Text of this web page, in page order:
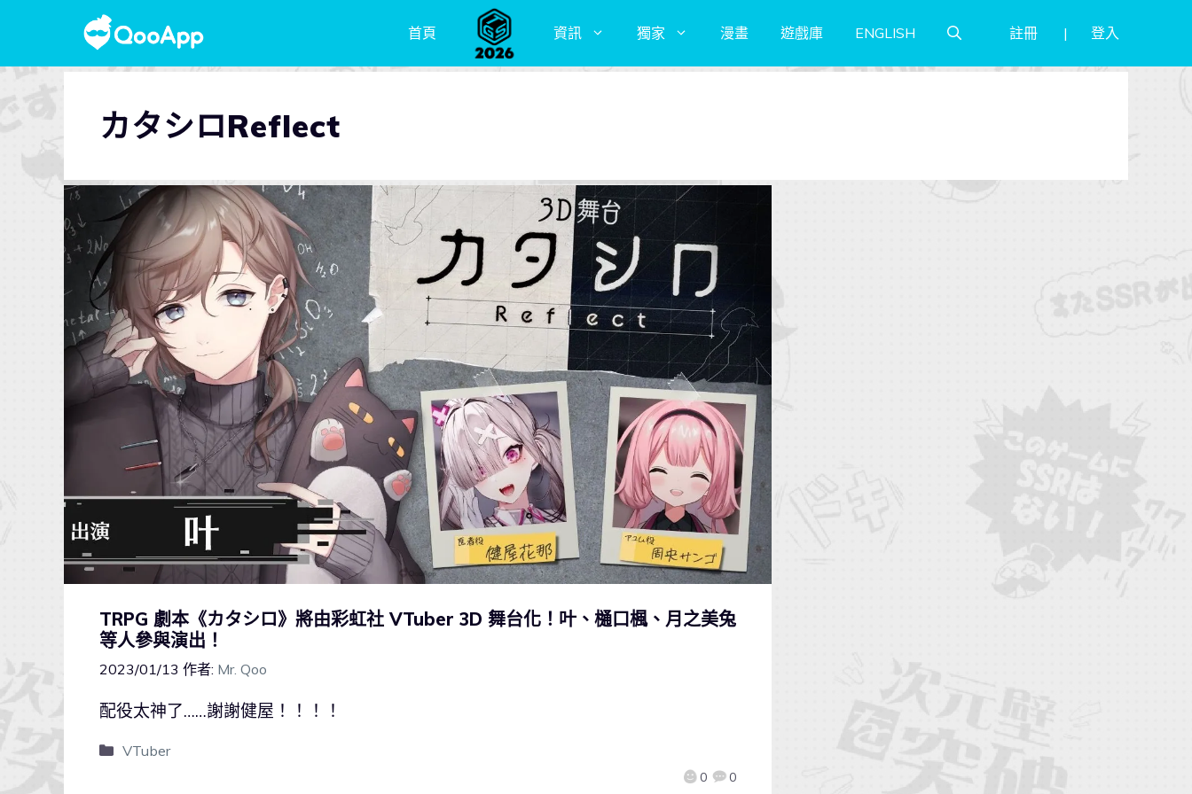
首頁 資訊 獨家 漫畫 遊戲庫 ENGLISH 註冊 登入
カタシロReflect
TRPG 劇本《カタシロ》將由彩虹社 VTuber 3D 舞台化！叶、樋口楓、月之美兔
等人參與演出！
2023/01/13 作者: Mr. Qoo
0 0
配役太神了……謝謝健屋！！！！
VTuber